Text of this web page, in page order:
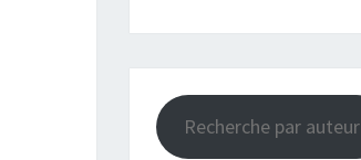
Recherche par auteur